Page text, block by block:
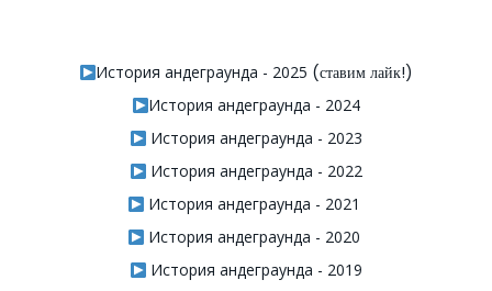
История андеграунда - 2025 (ставим лайк!)
История андеграунда - 2024
История андеграунда - 2023
История андеграунда - 2022
История андеграунда - 2021
История андеграунда - 2020
История андеграунда - 2019